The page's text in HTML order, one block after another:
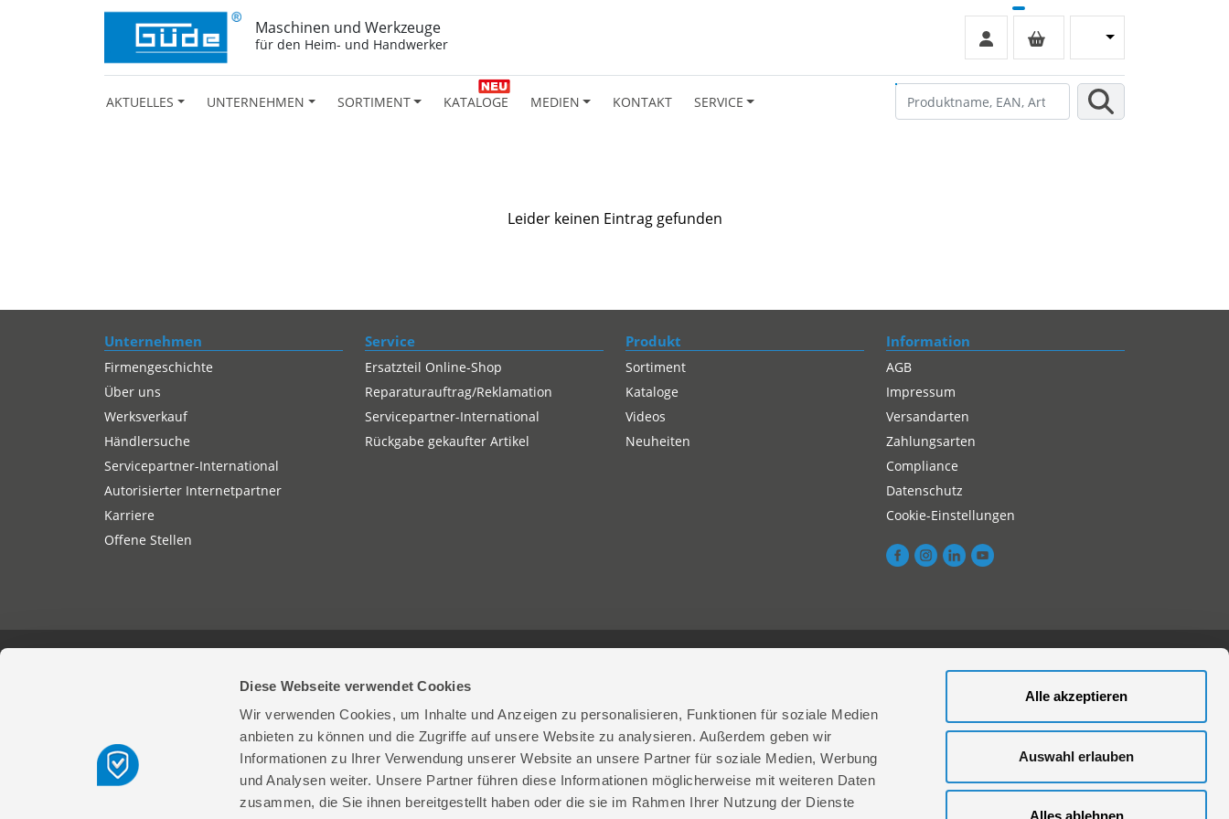
Diese Webseite verwendet Cookies
Wir verwenden Cookies, um Inhalte und Anzeigen zu personalisieren, Funktionen für soziale Medien
anbieten zu können und die Zugriffe auf unsere Website zu analysieren. Außerdem geben wir
Informationen zu Ihrer Verwendung unserer Website an unsere Partner für soziale Medien, Werbung
und Analysen weiter. Unsere Partner führen diese Informationen möglicherweise mit weiteren Daten
zusammen, die Sie ihnen bereitgestellt haben oder die sie im Rahmen Ihrer Nutzung der Dienste
Alle akzeptieren
Auswahl erlauben
Alles ablehnen
Maschinen und Werkzeuge
für den Heim- und Handwerker
AKTUELLES UNTERNEHMEN SORTIMENT KATALOGE MEDIEN KONTAKT SERVICE
Leider keinen Eintrag gefunden
Unternehmen
Firmengeschichte
Über uns
Werksverkauf
Händlersuche
Servicepartner-International
Autorisierter Internetpartner
Karriere
Offene Stellen
Service
Ersatzteil Online-Shop
Reparaturauftrag/Reklamation
Servicepartner-International
Rückgabe gekaufter Artikel
Produkt
Sortiment
Kataloge
Videos
Neuheiten
Information
AGB
Impressum
Versandarten
Zahlungsarten
Compliance
Datenschutz
Cookie-Einstellungen
© 2026 Güde GmbH & Co. KG